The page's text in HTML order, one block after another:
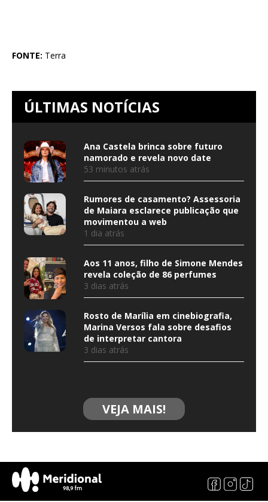
FONTE: Terra
ÚLTIMAS NOTÍCIAS
Ana Castela brinca sobre futuro
namorado e revela novo date
53 minutos atrás
Rumores de casamento? Assessoria
de Maiara esclarece publicação que
movimentou a web
1 dia atrás
Aos 11 anos, filho de Simone Mendes
revela coleção de 86 perfumes
3 dias atrás
Rosto de Marília em cinebiografia,
Marina Versos fala sobre desafios
de interpretar cantora
3 dias atrás
VEJA MAIS!